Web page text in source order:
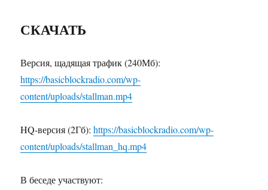
СКАЧАТЬ
Версия, щадящая трафик (240Мб):
https://basicblockradio.com/wp-
content/uploads/stallman.mp4
HQ-версия (2Гб):https://basicblockradio.com/wp-
content/uploads/stallman_hq.mp4
В беседе участвуют: